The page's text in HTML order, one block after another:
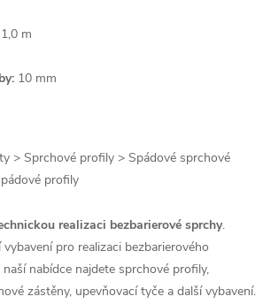
1,0 m
10 mm
> Sprchové profily > Spádové sprchové
profily
realizaci bezbarierové sprchy.
pro realizaci bezbarierového
nabídce najdete sprchové profily,
zástěny, upevňovací tyče a další vybavení.